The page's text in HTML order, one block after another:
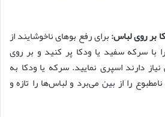
بر روی لباس:برای رفع بوهای ناخوشایند از
با سرکه سفید یا ودکا پر کنید و بر روی
دارند اسپری نمایید. سرکه یا ودکا به
را از بین می‌برد و لباس‌ها را تازه و